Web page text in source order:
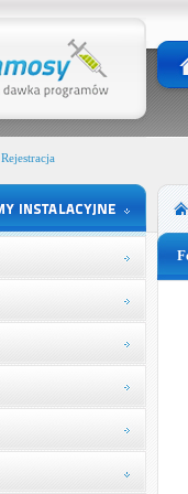
Rejestracja